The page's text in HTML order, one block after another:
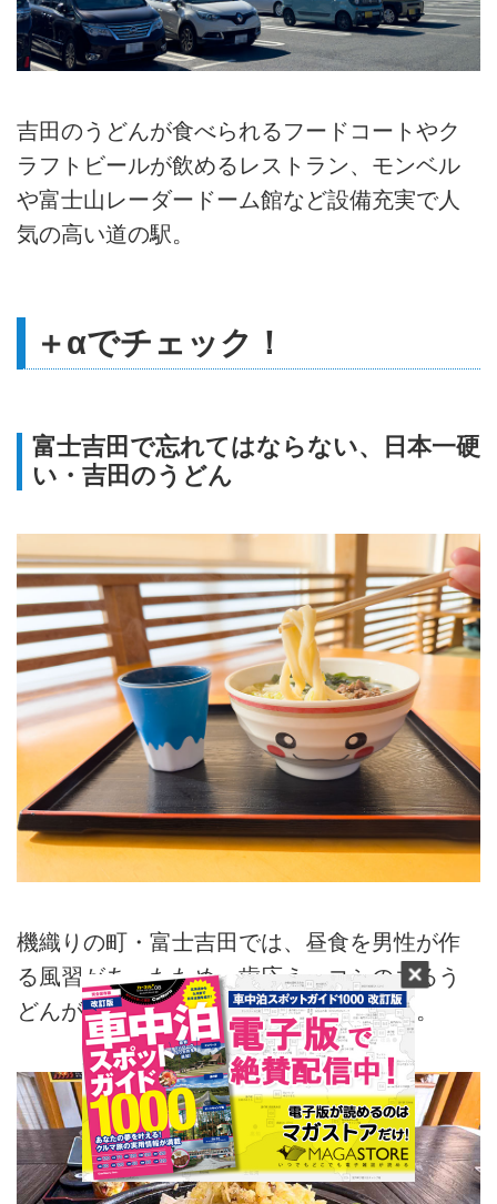
吉田のうどんが食べられるフードコートやク
ラフトビールが飲めるレストラン、モンベル
や富士山レーダードーム館など設備充実で人
気の高い道の駅。
＋αでチェック！
富士吉田で忘れてはならない、日本一硬
い・吉田のうどん
機織りの町・富士吉田では、昼食を男性が作
る風習があったため、歯応え・コシのあるう
どんが生まれたという「吉田のうどん」。